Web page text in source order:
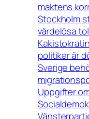
maktens
Stockholm
värdelösa
politiker är
Sverige
Uppgifter